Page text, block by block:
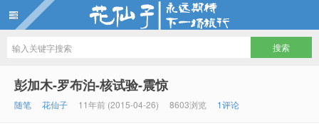
彭加木-罗布泊-核试验-震惊
随笔 花仙子 11年前 (2015-04-26) 8603浏览 1评论